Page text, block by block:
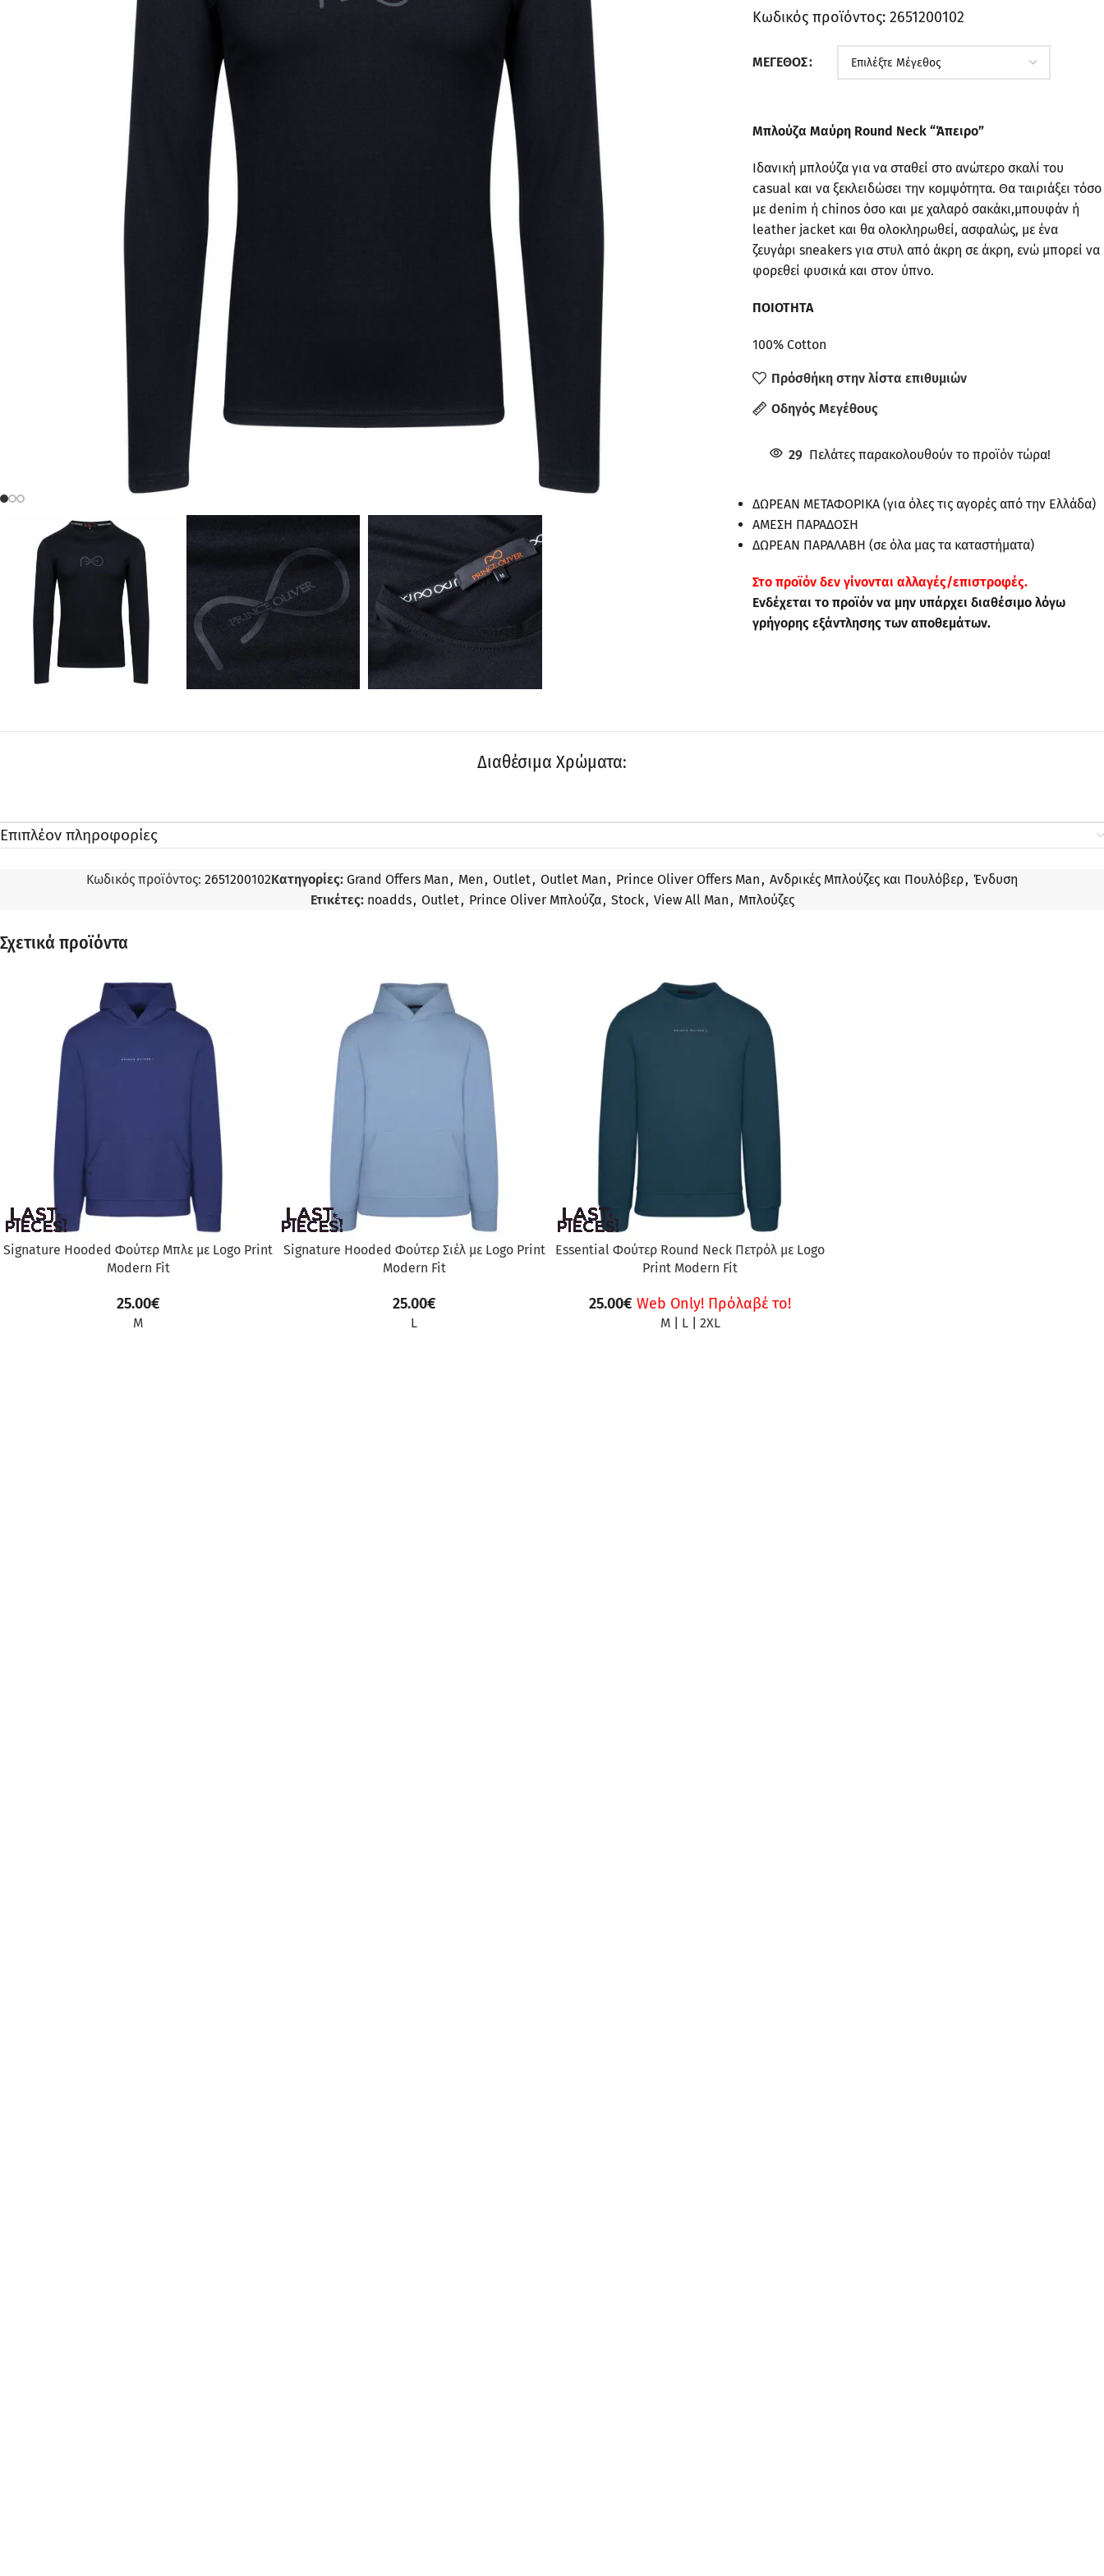
Κωδικός προϊόντος: 2651200102
ΜΈΓΕΘΟΣ
Μπλούζα Μαύρη Round Neck “Άπειρο”
Ιδανική μπλούζα για να σταθεί στο ανώτερο σκαλί του
casual και να ξεκλειδώσει την κομψότητα. Θα ταιριάξει τόσο
με denim ή chinos όσο και με χαλαρό σακάκι,μπουφάν ή
leather jacket και θα ολοκληρωθεί, ασφαλώς, με ένα
ζευγάρι sneakers για στυλ από άκρη σε άκρη, ενώ μπορεί να
φορεθεί φυσικά και στον ύπνο.
ΠΟΙΟΤΗΤΑ
100% Cotton
Πρόσθήκη στην λίστα επιθυμιών
Οδηγός Μεγέθους
29 Πελάτες παρακολουθούν το προϊόν τώρα!
ΔΩΡΕΑΝ ΜΕΤΑΦΟΡΙΚΑ (για όλες τις αγορές από την Ελλάδα)
ΑΜΕΣΗ ΠΑΡΑΔΟΣΗ
ΔΩΡΕΑΝ ΠΑΡΑΛΑΒΗ (σε όλα μας τα καταστήματα)
Στo προϊόν δεν γίνονται αλλαγές/επιστροφές.
Ενδέχεται το προϊόν να μην υπάρχει διαθέσιμο λόγω
γρήγορης εξάντλησης των αποθεμάτων.
Διαθέσιμα Χρώματα:
Επιπλέον πληροφορίες
Κωδικός προϊόντος: 2651200102Κατηγορίες: Grand Offers Man , Men , Outlet, Outlet Man , Prince Oliver Offers Man , Ανδρικές Μπλούζες και Πουλόβερ, Ένδυση
Ετικέτες: noadds, Outlet, Prince Oliver Μπλούζα, Stock, View All Man , Μπλούζες
Σχετικά προϊόντα
Signature Hooded Φούτερ Μπλε με Logo Print
Modern Fit
25.00€
M
Signature Hooded Φούτερ Σιέλ με Logo Print
Modern Fit
25.00€
L
Essential Φούτερ Round Neck Πετρόλ με Logo
Print Modern Fit
25.00€ Web Only! Πρόλαβέ το!
M| L| 2XL